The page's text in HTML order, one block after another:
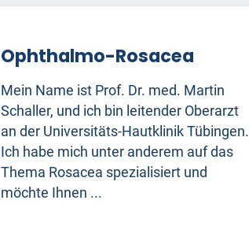
Ophthalmo-Rosacea
Mein Name ist Prof. Dr. med. Martin
Schaller, und ich bin leitender Oberarzt
an der Universitäts-Hautklinik Tübingen.
Ich habe mich unter anderem auf das
Thema Rosacea spezialisiert und
möchte Ihnen ...